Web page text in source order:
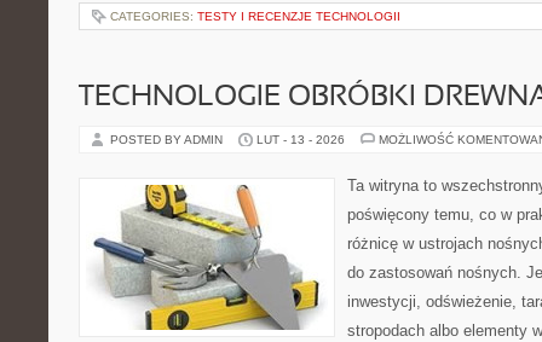
CATEGORIES: TESTY I RECENZJE TECHNOLOGII
TECHNOLOGIE OBRÓBKI
POSTED BY ADMIN LUT - 13 - 2026 MOŻLIWOŚĆ
Ta witryna to
poświęcony temu, co w
różnicę w ustrojach
do zastosowań nośnych.
inwestycji, odświeżenie,
stropodach albo elementy